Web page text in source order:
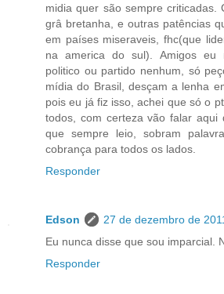
midia quer são sempre criticadas.
grâ bretanha, e outras patências
em países miseraveis, fhc(que
na america do sul). Amigos eu
politico ou partido nenhum, só
mídia do Brasil, desçam a lenha
pois eu já fiz isso, achei que só o
todos, com certeza vão falar aqui
que sempre leio, sobram
cobrança para todos os lados.
Responder
Edson
27 de dezembro de
Eu nunca disse que sou imparcial.
Responder